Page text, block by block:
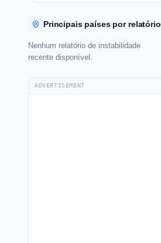
Principais países por
Nenhum relatório de instabilidade
recente disponível.
ADVERTISEMENT